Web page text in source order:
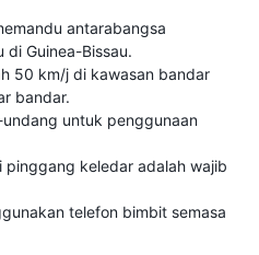
antarabangsa
Guinea-Bissau.
50 km/j di kawasan bandar
bandar.
untuk penggunaan
pinggang keledar adalah wajib
telefon bimbit semasa